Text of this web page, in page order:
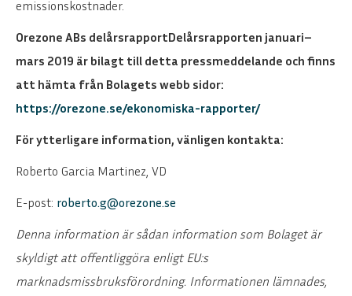
emissionskostnader.
Orezone ABs delårsrapportDelårsrapporten januari–
mars 2019 är bilagt till detta pressmeddelande och finns
att hämta från Bolagets webb sidor:
https://orezone.se/ekonomiska-rapporter/
För ytterligare information, vänligen kontakta:
Roberto Garcia Martinez, VD
E-post: roberto.g@orezone.se
Denna information är sådan information som Bolaget är
skyldigt att offentliggöra enligt EU:s
marknadsmissbruksförordning. Informationen lämnades,